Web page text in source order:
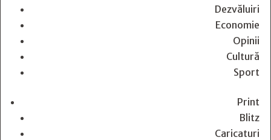
Dezvăluiri
Economie
Opinii
Cultură
Sport
Print
Blitz
Caricaturi